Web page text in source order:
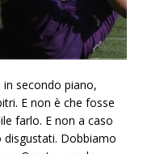
secondo piano,
E non è che fosse
farlo. E non a caso
disgustati. Dobbiamo